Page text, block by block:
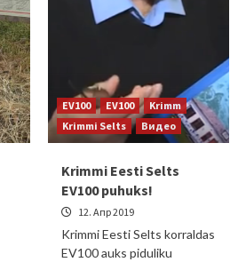
EV100 EV100
Krimm
Krimmi Selts
Видео
Krimmi Eesti Selts
EV100 puhuks!
12. Апр 2019
Krimmi Eesti Selts korraldas
EV100 auks piduliku